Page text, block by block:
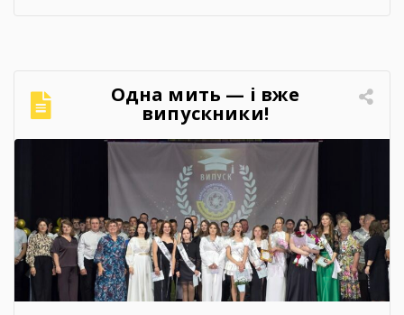
перспективи розвитку ліцею та пріоритетні
завдання на майбутнє. 🤝 Цей […]
Одна мить — і вже
випускники!
Найзворушливіші моменти
Випуску 2026